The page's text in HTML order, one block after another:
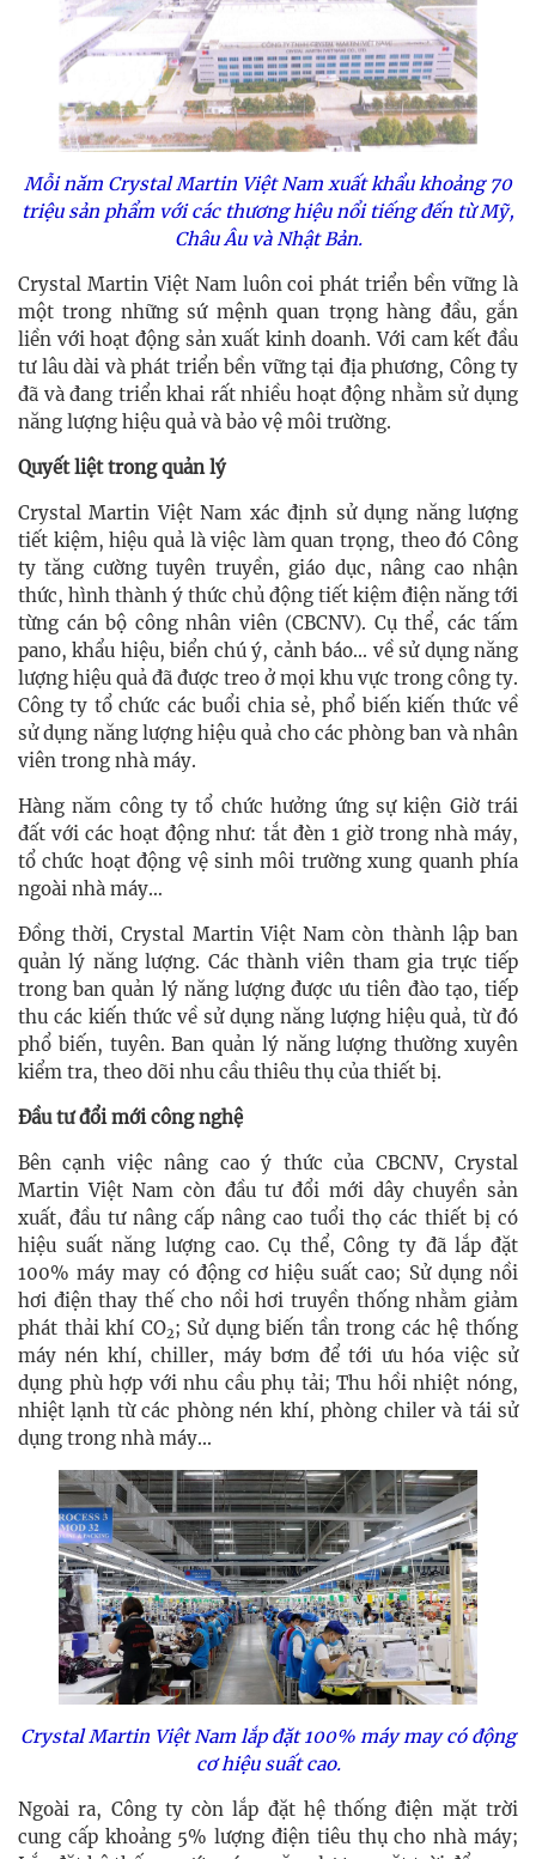
Mỗi năm Crystal Martin Việt Nam xuất khẩu khoảng 70
triệu sản phẩm với các thương hiệu nổi tiếng đến từ Mỹ,
Châu Âu và Nhật Bản.
Crystal Martin Việt Nam luôn coi phát triển bền vững là
một trong những sứ mệnh quan trọng hàng đầu, gắn
liền với hoạt động sản xuất kinh doanh. Với cam kết đầu
tư lâu dài và phát triển bền vững tại địa phương, Công ty
đã và đang triển khai rất nhiều hoạt động nhằm sử dụng
năng lượng hiệu quả và bảo vệ môi trường.
Quyết liệt trong quản lý
Crystal Martin Việt Nam xác định sử dụng năng lượng
tiết kiệm, hiệu quả là việc làm quan trọng, theo đó Công
ty tăng cường tuyên truyền, giáo dục, nâng cao nhận
thức, hình thành ý thức chủ động tiết kiệm điện năng tới
từng cán bộ công nhân viên (CBCNV). Cụ thể, các tấm
pano, khẩu hiệu, biển chú ý, cảnh báo... về sử dụng năng
lượng hiệu quả đã được treo ở mọi khu vực trong công ty.
Công ty tổ chức các buổi chia sẻ, phổ biến kiến thức về
sử dụng năng lượng hiệu quả cho các phòng ban và nhân
viên trong nhà máy.
Hàng năm công ty tổ chức hưởng ứng sự kiện Giờ trái
đất với các hoạt động như: tắt đèn 1 giờ trong nhà máy,
tổ chức hoạt động vệ sinh môi trường xung quanh phía
ngoài nhà máy…
Đồng thời, Crystal Martin Việt Nam còn thành lập ban
quản lý năng lượng. Các thành viên tham gia trực tiếp
trong ban quản lý năng lượng được ưu tiên đào tạo, tiếp
thu các kiến thức về sử dụng năng lượng hiệu quả, từ đó
phổ biến, tuyên. Ban quản lý năng lượng thường xuyên
kiểm tra, theo dõi nhu cầu thiêu thụ của thiết bị.
Đầu tư đổi mới công nghệ
Bên cạnh việc nâng cao ý thức của CBCNV, Crystal
Martin Việt Nam còn đầu tư đổi mới dây chuyền sản
xuất, đầu tư nâng cấp nâng cao tuổi thọ các thiết bị có
hiệu suất năng lượng cao. Cụ thể, Công ty đã lắp đặt
100% máy may có động cơ hiệu suất cao; Sử dụng nồi
hơi điện thay thế cho nồi hơi truyền thống nhằm giảm
phát thải khí CO2; Sử dụng biến tần trong các hệ thống
máy nén khí, chiller, máy bơm để tới ưu hóa việc sử
dụng phù hợp với nhu cầu phụ tải; Thu hồi nhiệt nóng,
nhiệt lạnh từ các phòng nén khí, phòng chiler và tái sử
dụng trong nhà máy...
Crystal Martin Việt Nam lắp đặt 100% máy may có động
cơ hiệu suất cao.
Ngoài ra, Công ty còn lắp đặt hệ thống điện mặt trời
cung cấp khoảng 5% lượng điện tiêu thụ cho nhà máy;